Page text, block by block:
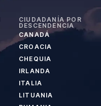
CIUDADANÍA POR
DESCENDENCIA
CANADÁ
CROACIA
CHEQUIA
IRLANDA
ITALIA
LITUANIA